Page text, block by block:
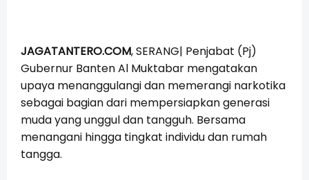
JAGATANTERO.COM, SERANG| Penjabat (Pj)
Gubernur Banten Al Muktabar mengatakan
upaya menanggulangi dan memerangi narkotika
sebagai bagian dari mempersiapkan generasi
muda yang unggul dan tangguh. Bersama
menangani hingga tingkat individu dan rumah
tangga.